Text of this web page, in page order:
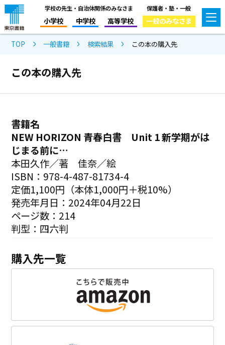
学校の先生・自治体関係のみなさま
小学校 中学校 高等学校
保護者・塾・一般
一般のみなさま
TOP 一般書籍 検索結果 この本の購入先
この本の購入先
書籍名
NEW HORIZON 青春白書 Unit 1 新学期がは
じまる前に…
本田久作／著 佳奈／絵
ISBN：978-4-487-81734-4
定価1,100円（本体1,000円＋税10%）
発売年月日：2024年04月22日
ページ数：214
判型：四六判
購入先一覧